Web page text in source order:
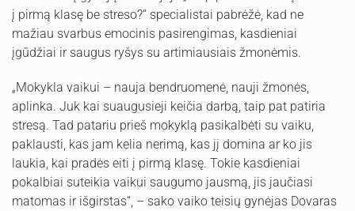
į pirmą klasę be streso?“ specialistai pabrėžė, kad ne
mažiau svarbus emocinis pasirengimas, kasdieniai
įgūdžiai ir saugus ryšys su artimiausiais žmonėmis.
„Mokykla vaikui – nauja bendruomenė, nauji žmonės,
aplinka. Juk kai suaugusieji keičia darbą, taip pat patiria
stresą. Tad patariu prieš mokyklą pasikalbėti su vaiku,
paklausti, kas jam kelia nerimą, kas jį domina ar ko jis
laukia, kai pradės eiti į pirmą klasę. Tokie kasdieniai
pokalbiai suteikia vaikui saugumo jausmą, jis jaučiasi
matomas ir išgirstas“, – sako vaiko teisių gynėjas Dovaras